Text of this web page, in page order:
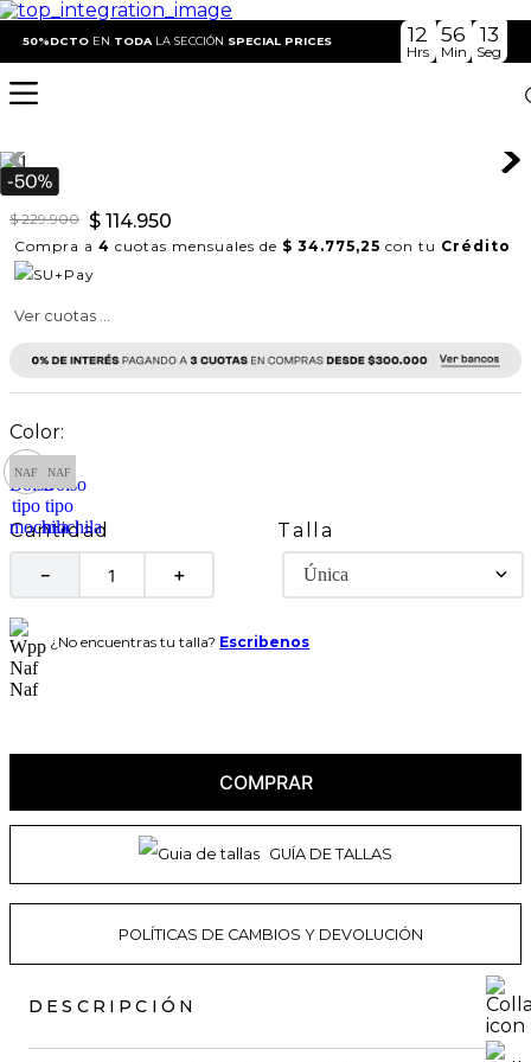
50%DCTOEN TODALA SECCIÓN SPECIAL PRICES 12
Hrs
56
Min
13
Seg
Accesorios Bolsos y Carteras Bolso tipo mochila
Bolso tipo mochila
$ 229.900 $ 114.950
Compra a 4 cuotas mensuales de $ 34.775,25 con tu Crédito
Ver cuotas ...
Cantidad
＋
－
Talla
Única
¿No encuentras tu talla? Escribenos
COMPRAR
GUÍA DE TALLAS
POLÍTICAS DE CAMBIOS Y DEVOLUCIÓN
DESCRIPCIÓN